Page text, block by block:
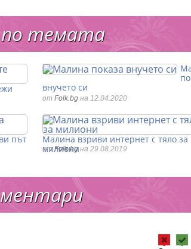
темата
внучето си
от Folk.bg на 12.04.2020
път
Малина взриви интернет с тяло за
милиони
отFolk.bgна 29.08.2019